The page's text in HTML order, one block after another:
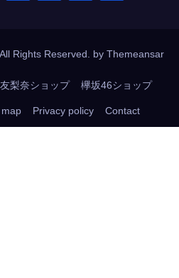
Rights Reserved. by Themeansar
梨奈ショップ 欅坂46ショップ
Privacy policy Contact